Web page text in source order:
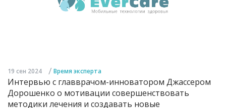
19 сен 2024 / Время эксперта
Интервью с главврачом-инноватором Джассером
Дорошенко о мотивации совершенствовать
методики лечения и создавать новые